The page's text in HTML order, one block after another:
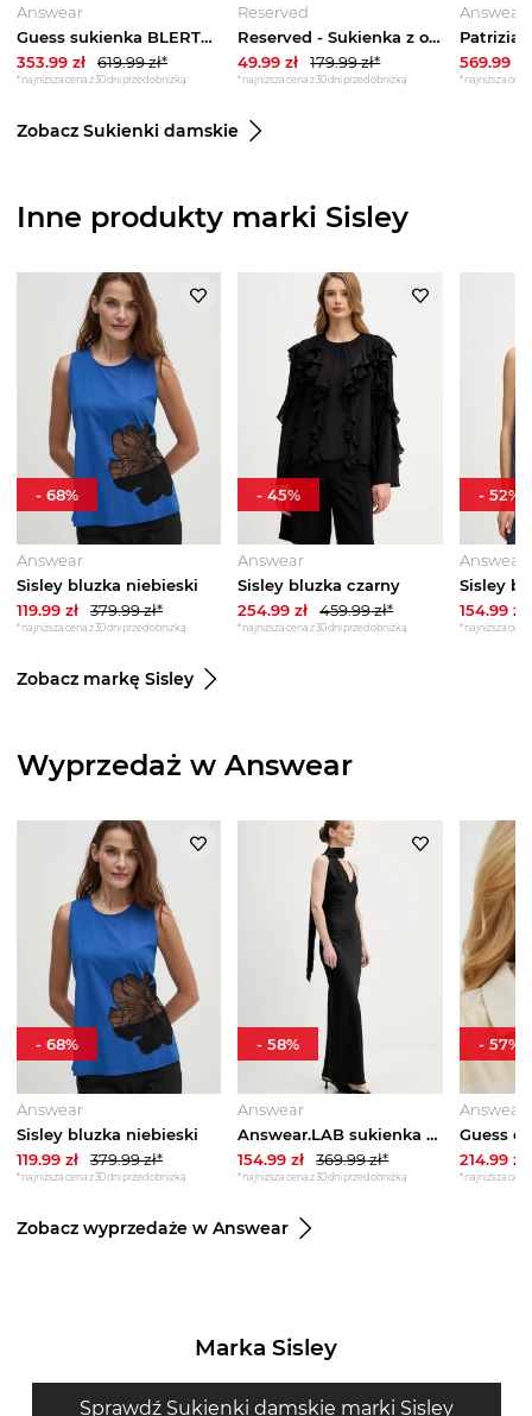
Answear
Guess sukienka BLERTA fioletowy
353.99 zł 619.99zł*
*najniższa cena z 30 dni przed obniżką
Reserved
Reserved - Sukienka z ozdobnym detalem - fioletowy
49.99 zł 179.99zł*
*najniższa cena z 30 dni przed obniżką
Answear
569.99zł
*najniższa cena
Zobacz Sukienki damskie
Inne produkty marki Sisley
Answear
Sisley bluzka niebieski
119.99 zł 379.99zł*
*najniższa cena z 30 dni przed obniżką
- 68%
Answear
Sisley bluzka czarny
254.99 zł 459.99zł*
*najniższa cena z 30 dni przed obniżką
-45%
Answear
Sisley
154.99zł
*najniższa cena
- 52%
Zobacz markę Sisley
Wyprzedaż w Answear
Answear
Sisley bluzka niebieski
119.99 zł 379.99zł*
*najniższa cena z 30 dni przed obniżką
- 68%
Answear
Answear.LAB sukienka czarny
154.99 zł 369.99zł*
*najniższa cena z 30 dni przed obniżką
-58%
Answear
214.99zł
*najniższa cena
- 57%
Zobacz wyprzedaże w Answear
Marka Sisley
Sprawdź Sukienki damskie marki Sisley